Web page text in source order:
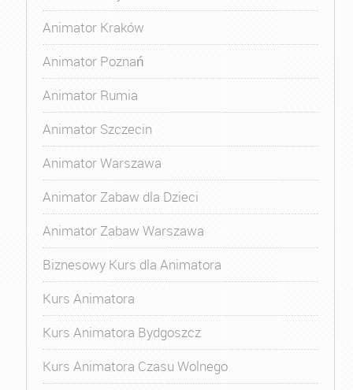
Animator Kraków
Animator Poznań
Animator Rumia
Animator Szczecin
Animator Warszawa
Animator Zabaw dla Dzieci
Animator Zabaw Warszawa
Biznesowy Kurs dla Animatora
Kurs Animatora
Kurs Animatora Bydgoszcz
Kurs Animatora Czasu Wolnego